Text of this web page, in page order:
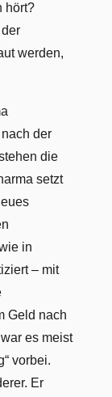
hört?
werden,
der
die
setzt
in
– mit
Geld nach
es meist
vorbei.
Er